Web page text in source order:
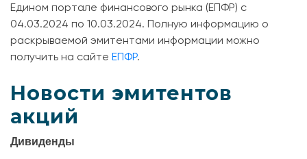
Едином портале финансового рынка (ЕПФР) с
04.03.2024 по 10.03.2024. Полную информацию о
раскрываемой эмитентами информации можно
получить на сайте ЕПФР.
Новости эмитентов
акций
Дивиденды